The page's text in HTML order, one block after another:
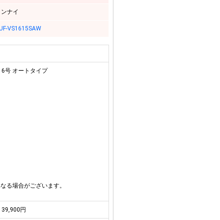
ナイ
VS1615SAW
号 オートタイプ
る場合がございます。
円